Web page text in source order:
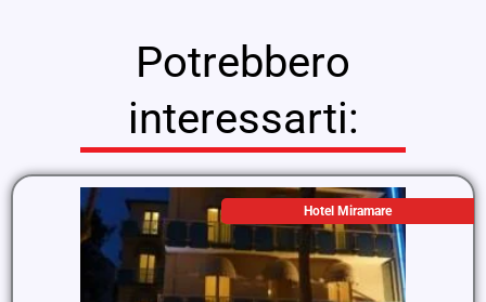
Potrebbero
interessarti:
Hotel Miramare